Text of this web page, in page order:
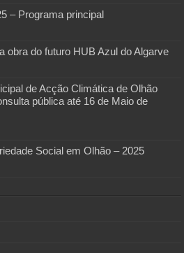
– Programa principal
obra do futuro HUB Azul do Algarve
de Acção Climática de Olhão
pública até 16 de Maio de
Social em Olhão – 2025